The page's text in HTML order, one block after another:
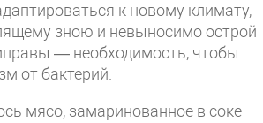
к новому климату,
зною и невыносимо острой
— необходимость, чтобы
от бактерий.
мясо, замаринованное в соке